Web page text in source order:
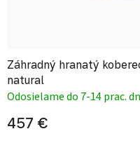
Záhradný hranatý
natural
Odosielame do 7-14 prac.
457 €